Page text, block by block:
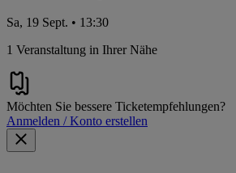
Sa, 19 Sept. • 13:30
1 Veranstaltung in Ihrer Nähe
Möchten Sie bessere Ticketempfehlungen?
Anmelden / Konto erstellen